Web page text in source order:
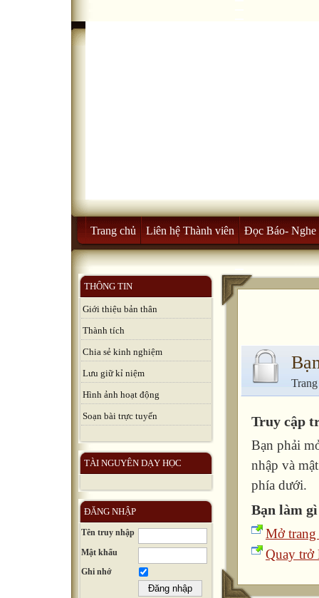
Trang chủ Liên hệ Thành viên Đọc Báo- Nghe
THÔNG TIN
Giới thiệu bản thân
Thành tích
Chia sẻ kinh nghiệm
Lưu giữ kỉ niệm
Hình ảnh hoạt động
Soạn bài trực tuyến
TÀI NGUYÊN DẠY HỌC
ĐĂNG NHẬP
Tên truy nhập
Mật khẩu
Ghi nhớ
Truy cập
Bạn phải
nhập và
phía dưới.
Bạn làm
Mở trang
Quay trở